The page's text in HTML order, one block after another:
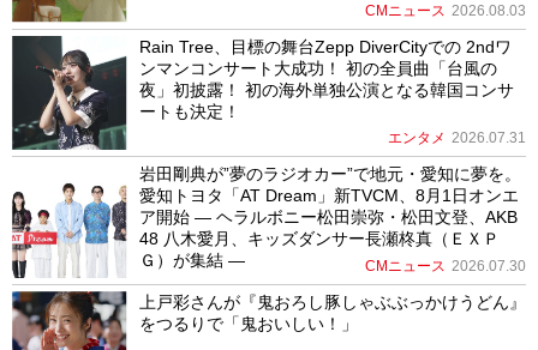
CMニュース 2026.08.03
Rain Tree、目標の舞台Zepp DiverCityでの 2ndワ
ンマンコンサート大成功！ 初の全員曲「台風の
夜」初披露！ 初の海外単独公演となる韓国コンサ
ートも決定！
エンタメ 2026.07.31
岩田剛典が”夢のラジオカー”で地元・愛知に夢を。
愛知トヨタ「AT Dream」新TVCM、8月1日オンエ
ア開始 ― ヘラルボニー松田崇弥・松田文登、AKB
48 八木愛月、キッズダンサー長瀬柊真（ＥＸＰ
Ｇ）が集結 ―
CMニュース 2026.07.30
上戸彩さんが『鬼おろし豚しゃぶぶっかけうどん』
をつるりで「鬼おいしい！」